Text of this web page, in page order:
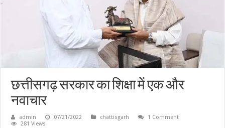
छत्तीसगढ़ सरकार का शिक्षा में एक और
नवाचार
admin 07/21/2022 chattisgarh
1 Comment
281 Views